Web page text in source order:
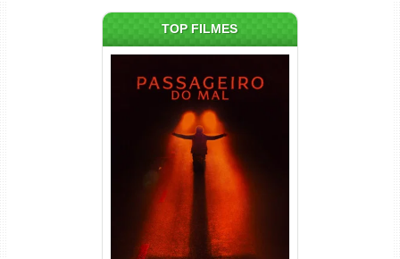
TOP FILMES
Passageiro do Mal Torrent
(2026) WEB-DL 1080p Dual
Áudio